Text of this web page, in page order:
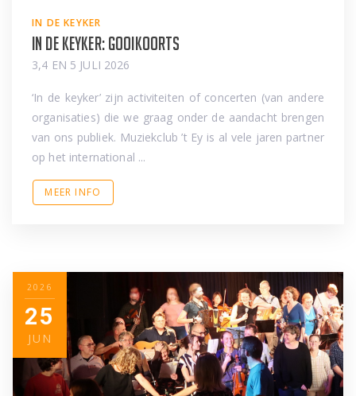
IN DE KEYKER
In de keyker: Gooikoorts
3,4 EN 5 JULI 2026
‘In de keyker’ zijn activiteiten of concerten (van andere
organisaties) die we graag onder de aandacht brengen
van ons publiek. Muziekclub ’t Ey is al vele jaren partner
op het international ...
MEER INFO
2026
25
JUN